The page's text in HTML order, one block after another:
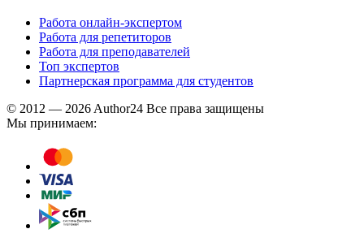
Работа онлайн-экспертом
Работа для репетиторов
Работа для преподавателей
Топ экспертов
Партнерская программа для студентов
© 2012 — 2026 Author24 Все права защищены
Мы принимаем: